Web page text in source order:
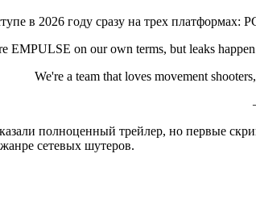
в 2026 году сразу на трех
EMPULSE on our own terms, but leaks
We're a team that loves movement
полноценный трейлер, но первые
сетевых шутеров.